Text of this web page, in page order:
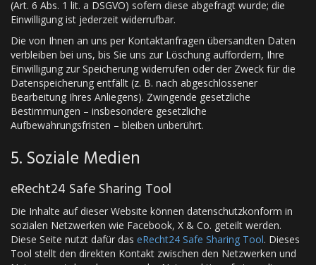
(Art. 6 Abs. 1 lit. a DSGVO) sofern diese abgefragt wurde; die
Einwilligung ist jederzeit widerrufbar.
Die von Ihnen an uns per Kontaktanfragen übersandten Daten
verbleiben bei uns, bis Sie uns zur Löschung auffordern, Ihre
Einwilligung zur Speicherung widerrufen oder der Zweck für die
Datenspeicherung entfällt (z. B. nach abgeschlossener
Bearbeitung Ihres Anliegens). Zwingende gesetzliche
Bestimmungen – insbesondere gesetzliche
Aufbewahrungsfristen – bleiben unberührt.
5. Soziale Medien
eRecht24 Safe Sharing Tool
Die Inhalte auf dieser Website können datenschutzkonform in
sozialen Netzwerken wie Facebook, X & Co. geteilt werden.
Diese Seite nutzt dafür das eRecht24 Safe Sharing Tool. Dieses
Tool stellt den direkten Kontakt zwischen den Netzwerken und